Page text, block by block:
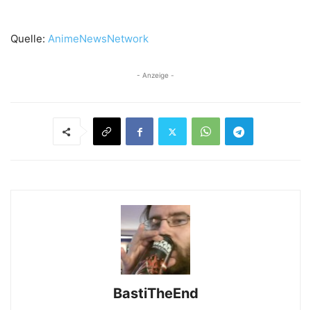
Quelle: AnimeNewsNetwork
- Anzeige -
BastiTheEnd